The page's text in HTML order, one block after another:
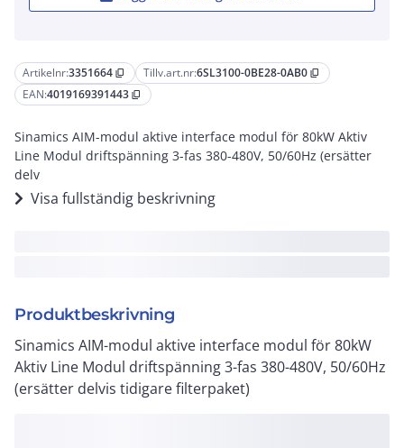
Artikelnr:3351664 content_copy Tillv.art.nr:6SL3100-0BE28-0AB0 content_copy
EAN:4019169391443 content_copy
Sinamics AIM-modul aktive interface modul för 80kW Aktiv
Line Modul driftspänning 3-fas 380-480V, 50/60Hz (ersätter
delv
Visa fullständig beskrivning
Produktbeskrivning
Sinamics AIM-modul aktive interface modul för 80kW
Aktiv Line Modul driftspänning 3-fas 380-480V, 50/60Hz
(ersätter delvis tidigare filterpaket)